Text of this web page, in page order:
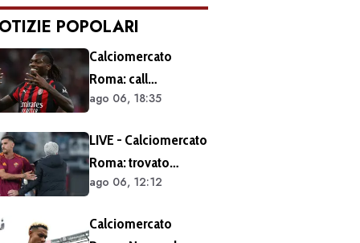
POPOLARI
Calciomercato
Roma: call
esplorativa tra i
Sul tavolo le
situazioni di Leao e
Soulé
ago 06, 18:35
LIVE - Calciomercato
Roma: trovato
l'accordo per il
Prolungamento di
ago 06, 12:12
Calciomercato